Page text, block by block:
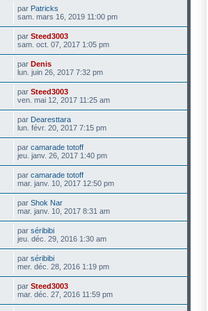
par Patricks
sam. mars 16, 2019 11:00 pm
par Steed3003
sam. oct. 07, 2017 1:05 pm
par Denis
lun. juin 26, 2017 7:32 pm
par Steed3003
ven. mai 12, 2017 11:25 am
par Dearesttara
lun. févr. 20, 2017 7:15 pm
par camarade totoff
jeu. janv. 26, 2017 1:40 pm
par camarade totoff
mar. janv. 10, 2017 12:50 pm
par Shok Nar
mar. janv. 10, 2017 8:31 am
par séribibi
jeu. déc. 29, 2016 1:30 am
par séribibi
mer. déc. 28, 2016 1:19 pm
par Steed3003
mar. déc. 27, 2016 11:59 pm